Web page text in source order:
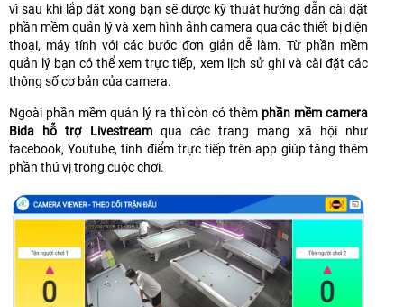
vì sau khi lắp đặt xong bạn sẽ được kỹ thuật hướng dẫn cài đặt
phần mềm quản lý và xem hình ảnh camera qua các thiết bị điện
thoại, máy tính với các bước đơn giản dễ làm. Từ phần mềm
quản lý bạn có thể xem trực tiếp, xem lịch sử ghi và cài đặt các
thông số cơ bản của camera.
Ngoài phần mềm quản lý ra thì còn có thêm phần mềm camera
Bida hỗ trợ Livestreamqua các trang mạng xã hội như
facebook, Youtube, tính điểm trực tiếp trên app giúp tăng thêm
phần thú vị trong cuộc chơi.